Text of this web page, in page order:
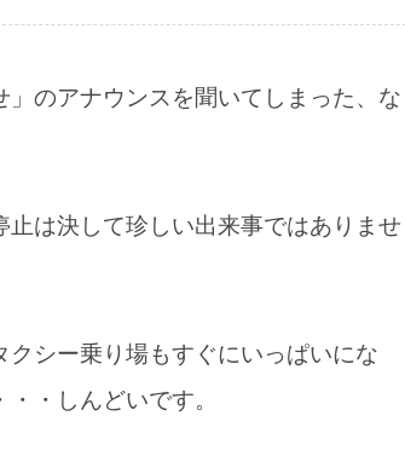
のアナウンスを聞いてしまった、な
は決して珍しい出来事ではありませ
シー乗り場もすぐにいっぱいにな
・しんどいです。